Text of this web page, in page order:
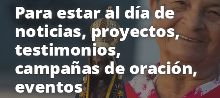
Para estar al día de
noticias, proyectos,
testimonios,
campañas de oración,
eventos